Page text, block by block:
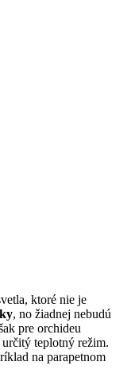
ktoré nie je
, no žiadnej nebudú
pre orchideu
teplotný režim.
na parapetnom